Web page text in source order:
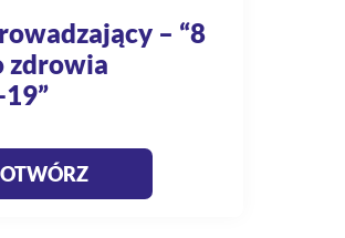
– “8
zdrowia
OTWÓRZ